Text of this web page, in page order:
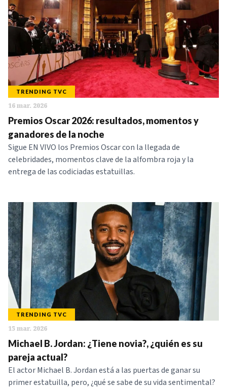
TRENDING TVC
16 mar. 2026
Premios Oscar 2026: resultados, momentos y
ganadores de la noche
Sigue EN VIVO los Premios Oscar con la llegada de
celebridades, momentos clave de la alfombra roja y la
entrega de las codiciadas estatuillas.
TRENDING TVC
15 mar. 2026
Michael B. Jordan: ¿Tiene novia?, ¿quién es su
pareja actual?
El actor Michael B. Jordan está a las puertas de ganar su
primer estatuilla, pero, ¿qué se sabe de su vida sentimental?